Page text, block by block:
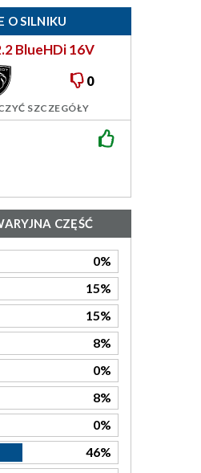
O SILNIKU
BlueHDi 16V
DW12RU
0
SZCZEGÓŁY
CZĘŚĆ
0%
15%
15%
8%
0%
8%
0%
46%